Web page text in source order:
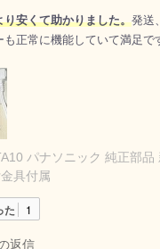
り安くて助かりました。発送
正常に機能していて満足で
パナソニック 純正部品
具付属
た 1
返信